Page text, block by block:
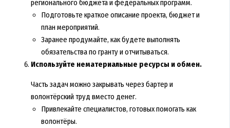
регионального бюджета и федеральных программ.
Подготовьте краткое описание проекта, бюджет и
план мероприятий.
Заранее продумайте, как будете выполнять
обязательства по гранту и отчитываться.
Используйте нематериальные ресурсы и обмен.
Часть задач можно закрывать через бартер и
волонтёрский труд вместо денег.
Привлекайте специалистов, готовых помогать как
волонтёры.